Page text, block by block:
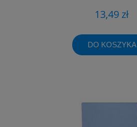
13,49 zł
DO KOSZYKA